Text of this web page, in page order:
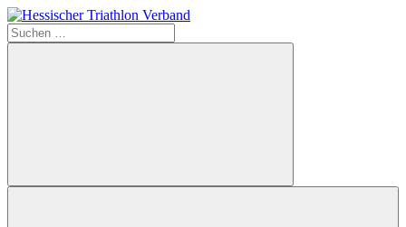
Zum
Inhalt
springen
Hessischer
Suchen
nach:
Suchen